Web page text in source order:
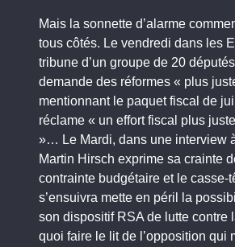
Mais la sonnette d’alarme
tous côtés. Le vendredi dans les
tribune d’un groupe de 20
demande des réformes « plus
mentionnant le paquet fiscal de
réclame « un effort fiscal plus
»… Le Mardi, dans une interview
Martin Hirsch exprime sa crainte
contrainte budgétaire et le casse-
s’ensuivra mette en péril la
son dispositif RSA de lutte contre
quoi faire le lit de l’opposition qui